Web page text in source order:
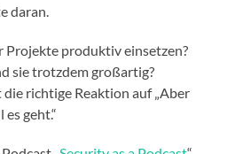
daran.
Projekte produktiv einsetzen?
sie trotzdem großartig?
richtige Reaktion auf „Aber
es geht.“